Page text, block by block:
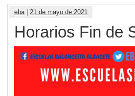
eba| 21 de mayo de 2021
Horarios Fin de